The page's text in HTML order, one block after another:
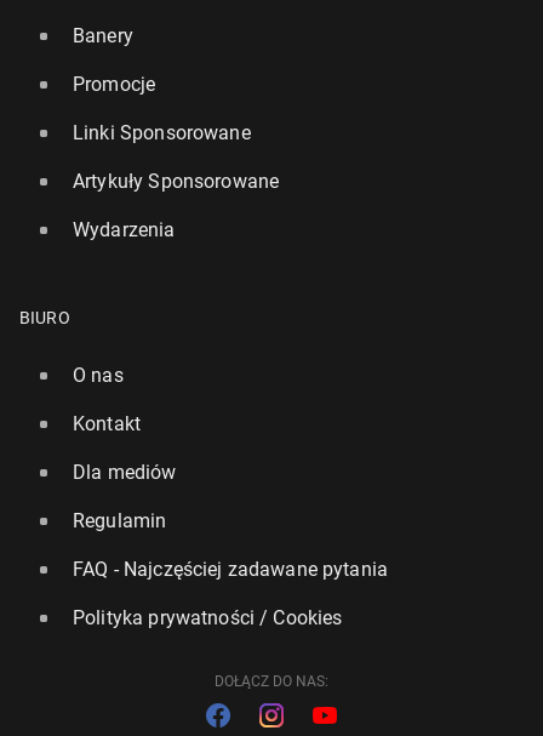
Banery
Promocje
Linki Sponsorowane
Artykuły Sponsorowane
Wydarzenia
BIURO
O nas
Kontakt
Dla mediów
Regulamin
FAQ - Najczęściej zadawane pytania
Polityka prywatności / Cookies
DOŁĄCZ DO NAS: